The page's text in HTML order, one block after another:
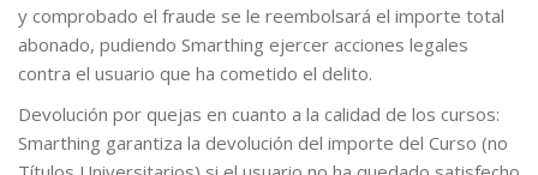
y comprobado el fraude se le reembolsará el importe total
abonado, pudiendo Smarthing ejercer acciones legales
contra el usuario que ha cometido el delito.
Devolución por quejas en cuanto a la calidad de los cursos:
Smarthing garantiza la devolución del importe del Curso (no